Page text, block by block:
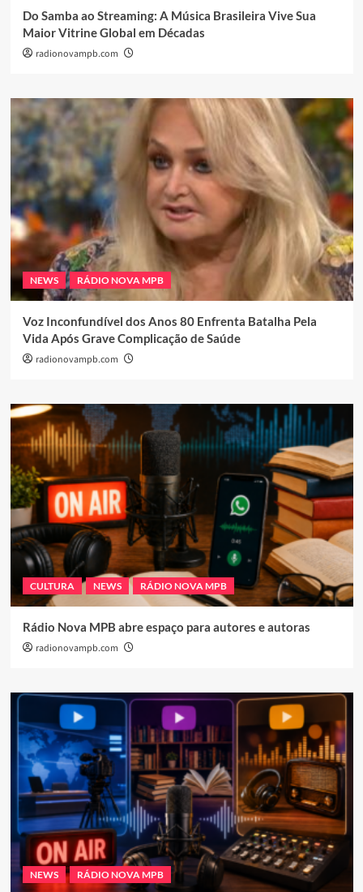
Do Samba ao Streaming: A Música Brasileira Vive Sua
Maior Vitrine Global em Décadas
radionovampb.com
NEWS RÁDIO NOVA MPB
Voz Inconfundível dos Anos 80 Enfrenta Batalha Pela
Vida Após Grave Complicação de Saúde
radionovampb.com
CULTURA NEWS RÁDIO NOVA MPB
Rádio Nova MPB abre espaço para autores e autoras
radionovampb.com
NEWS RÁDIO NOVA MPB